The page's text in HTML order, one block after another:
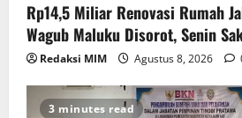
Rp14,5 Miliar Renovasi Rumah
Wagub Maluku Disorot, Senin
Redaksi MIM Agustus 8, 2026
3 minutes read